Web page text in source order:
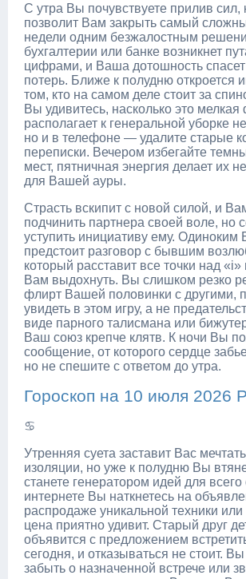
С утра Вы почувствуете прилив сил,
позволит Вам закрыть самый
недели одним безжалостным
бухгалтерии или банке возникнет
цифрами, и Ваша дотошность
потерь. Ближе к полудню откроется
том, кто на самом деле стоит за
Вы удивитесь, насколько это
располагает к генеральной уборке
но и в телефоне — удалите старые
переписки. Вечером избегайте
мест, пятничная энергия делает их
для Вашей ауры.
Страсть вскипит с новой силой, и
подчинить партнера своей воле, но
уступить инициативу ему. Одиноким
предстоит разговор с бывшим
который расставит все точки над «i»
Вам выдохнуть. Вы слишком резко
флирт Вашей половинки с другими,
увидеть в этом игру, а не
виде парного талисмана или
Ваш союз крепче клятв. К ночи Вы
сообщение, от которого сердце
но не спешите с ответом до утра.
Гороскоп на 10 июля 2026
♋
Утренняя суета заставит Вас
изоляции, но уже к полудню Вы
станете генератором идей для всего
интернете Вы наткнетесь на
распродаже уникальной техники или
цена приятно удивит. Старый друг
объявится с предложением
сегодня, и отказываться не стоит. Вы
забыть о назначенной встрече или